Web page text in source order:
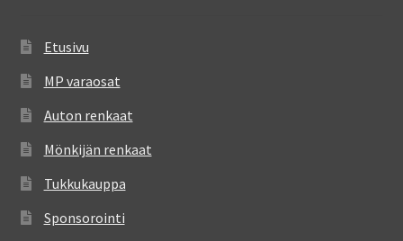
Etusivu
MP varaosat
Auton renkaat
Mönkijän renkaat
Tukkukauppa
Sponsorointi